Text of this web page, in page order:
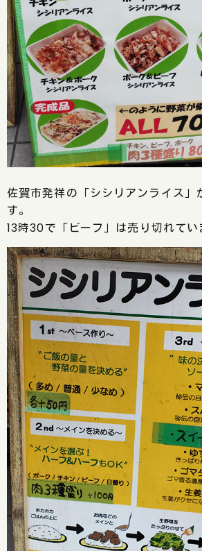
佐賀市発祥の「シシリアンライス」
す。
13時30で「ビーフ」は売り切れてい